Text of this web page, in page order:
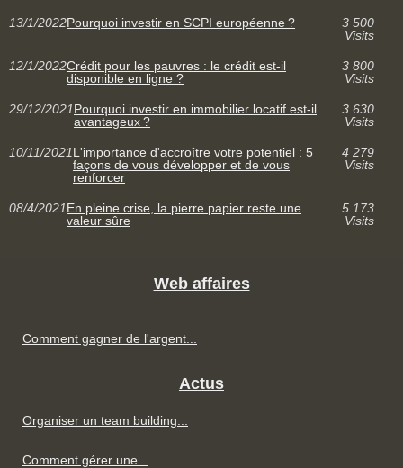
13/1/2022Pourquoi investir en SCPI européenne ?
3 500
Visits
12/1/2022Crédit pour les pauvres : le crédit est-il
disponible en ligne ?
3 800
Visits
29/12/2021Pourquoi investir en immobilier locatif est-il
avantageux ?
3 630
Visits
10/11/2021L'importance d'accroître votre potentiel : 5
façons de vous développer et de vous
renforcer
4 279
Visits
08/4/2021En pleine crise, la pierre papier reste une
valeur sûre
5 173
Visits
Web affaires
Comment gagner de l'argent...
Actus
Organiser un team building...
Comment gérer une...